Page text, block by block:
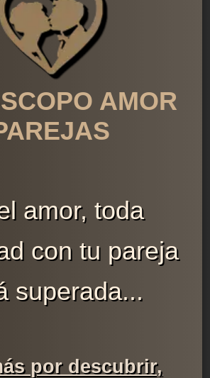
AMOR
amor, toda
con tu pareja
superada...
por descubrir,